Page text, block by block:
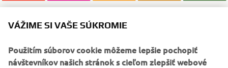
VÁŽIME SI VAŠE SÚKROMIE
Použitím súborov cookie môžeme lepšie pochopiť
návštevníkov našich stránok s cieľom zlepšiť webové